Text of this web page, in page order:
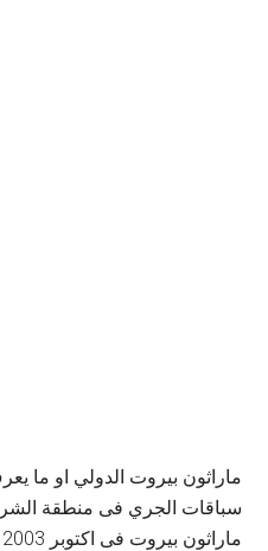
ماراثون بيروت الدولي او ما
سباقات الجري فى منطقة